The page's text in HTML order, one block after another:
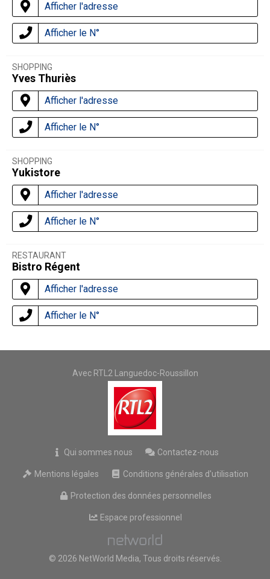
Afficher l'adresse
Afficher le N°
SHOPPING
Yves Thuriès
Afficher l'adresse
Afficher le N°
SHOPPING
Yukistore
Afficher l'adresse
Afficher le N°
RESTAURANT
Bistro Régent
Afficher l'adresse
Afficher le N°
Avec RTL2 Languedoc-Roussillon
Qui sommes nous Contactez-nous
Mentions légales Conditions générales d'utilisation
Protection des données personnelles
Espace professionnel
© 2026 NetWorld Media, Tous droits réservés.